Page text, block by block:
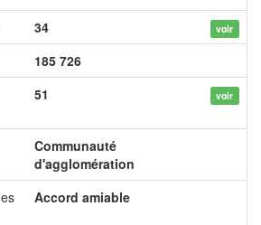
34 voir
185 726
51 voir
Communauté
d'agglomération
Accord amiable